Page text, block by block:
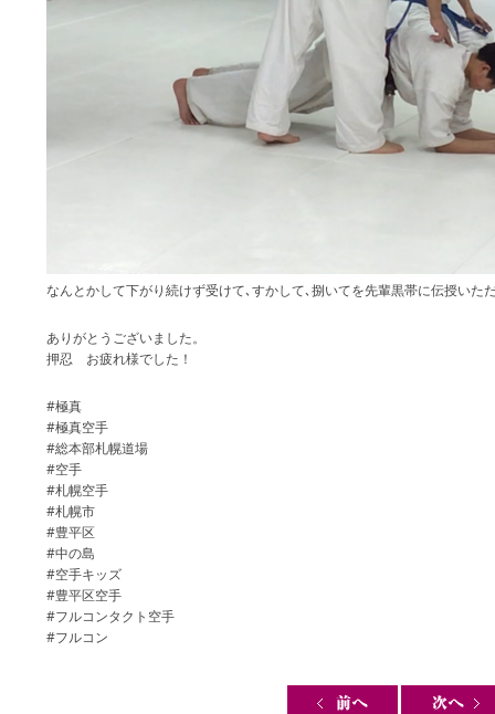
なんとかして下がり続けず受けて､すかして､捌いてを先輩黒帯に伝授いた
ありがとうございました。
押忍 お疲れ様でした！
#極真
#極真空手
#総本部札幌道場
#空手
#札幌空手
#札幌市
#豊平区
#中の島
#空手キッズ
#豊平区空手
#フルコンタクト空手
#フルコン